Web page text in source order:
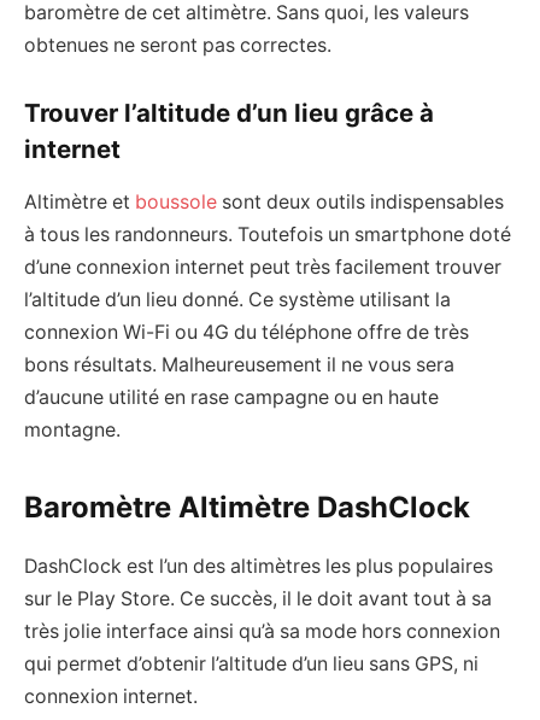
baromètre de cet altimètre. Sans quoi, les valeurs
obtenues ne seront pas correctes.
Trouver l’altitude d’un lieu grâce à
internet
Altimètre et boussole sont deux outils indispensables
à tous les randonneurs. Toutefois un smartphone doté
d’une connexion internet peut très facilement trouver
l’altitude d’un lieu donné. Ce système utilisant la
connexion Wi-Fi ou 4G du téléphone offre de très
bons résultats. Malheureusement il ne vous sera
d’aucune utilité en rase campagne ou en haute
montagne.
Baromètre Altimètre DashClock
DashClock est l’un des altimètres les plus populaires
sur le Play Store. Ce succès, il le doit avant tout à sa
très jolie interface ainsi qu’à sa mode hors connexion
qui permet d’obtenir l’altitude d’un lieu sans GPS, ni
connexion internet.